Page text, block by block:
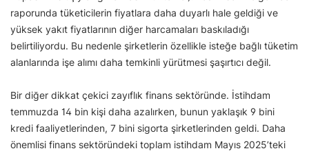
raporunda tüketicilerin fiyatlara daha duyarlı hale geldiği ve
yüksek yakıt fiyatlarının diğer harcamaları baskıladığı
belirtiliyordu. Bu nedenle şirketlerin özellikle isteğe bağlı tüketim
alanlarında işe alımı daha temkinli yürütmesi şaşırtıcı değil.
Bir diğer dikkat çekici zayıflık finans sektöründe. İstihdam
temmuzda 14 bin kişi daha azalırken, bunun yaklaşık 9 bini
kredi faaliyetlerinden, 7 bini sigorta şirketlerinden geldi. Daha
önemlisi finans sektöründeki toplam istihdam Mayıs 2025’teki